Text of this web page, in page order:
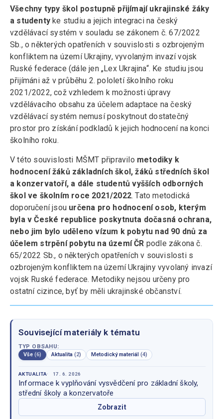
Všechny typy škol postupně přijímají ukrajinské žáky
a studenty ke studiu a jejich integraci na český
vzdělávací systém v souladu se zákonem č. 67/2022
Sb., o některých opatřeních v souvislosti s ozbrojeným
konfliktem na území Ukrajiny, vyvolaným invazí vojsk
Ruské federace (dále jen „Lex Ukrajina“. Ke studiu jsou
přijímáni až v průběhu 2. pololetí školního roku
2021/2022, což vzhledem k možnosti úpravy
vzdělávacího obsahu za účelem adaptace na český
vzdělávací systém nemusí poskytnout dostatečný
prostor pro získání podkladů k jejich hodnocení na konci
školního roku.
V této souvislosti MŠMT připravilo metodiky k
hodnocení žáků základních škol, žáků středních škol
a konzervatoří, a dále studentů vyšších odborných
škol ve školním roce 2021/2022. Tato metodická
doporučení jsou určena pro hodnocení osob, kterým
byla v České republice poskytnuta dočasná ochrana,
nebo jim bylo uděleno vízum k pobytu nad 90 dnů za
účelem strpění pobytu na území ČR podle zákona č.
65/2022 Sb., o některých opatřeních v souvislosti s
ozbrojeným konfliktem na území Ukrajiny vyvolaný invazí
vojsk Ruské federace. Metodiky nejsou určeny pro
ostatní cizince, byť by měli ukrajinské občanství.
Související materiály k tématu
TYP OBSAHU:
Vše (6) Aktualita (2) Metodický materiál (4)
AKTUALITA 17. 6. 2026
Informace k vyplňování vysvědčení pro základní školy,
střední školy a konzervatoře
Zobrazit